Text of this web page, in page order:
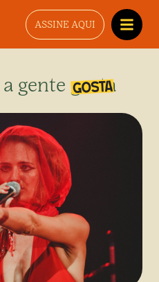
ASSINE AQUI
gente gosta